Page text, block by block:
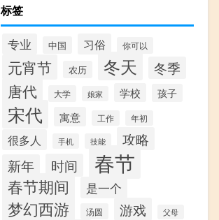
标签
专业 中国 习俗 你可以
元宵节 农历 冬天 冬季
唐代 大学 娘家 学校 孩子
宋代 寓意 工作 年初
很多人 手机 技能 攻略
新年 时间 春节
春节期间 是一个
梦幻西游 汤圆 游戏 父母